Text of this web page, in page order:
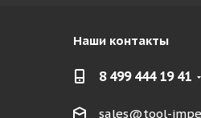
Наши контакты
8 499 444 19 41
sales@tool-